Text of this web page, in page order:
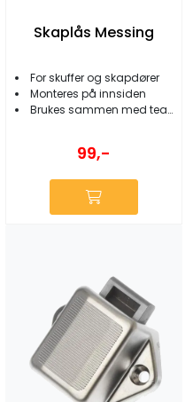
Skaplås Messing
For skuffer og skapdører
Monteres på innsiden
Brukes sammen med teakring
99,-